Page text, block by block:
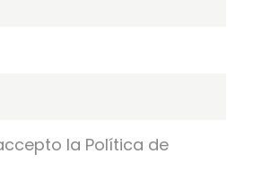
la Política de